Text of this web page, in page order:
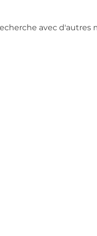
avec d'autres